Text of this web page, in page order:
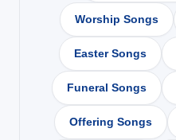
Worship Songs
Easter Songs
Funeral Songs
Offering Songs